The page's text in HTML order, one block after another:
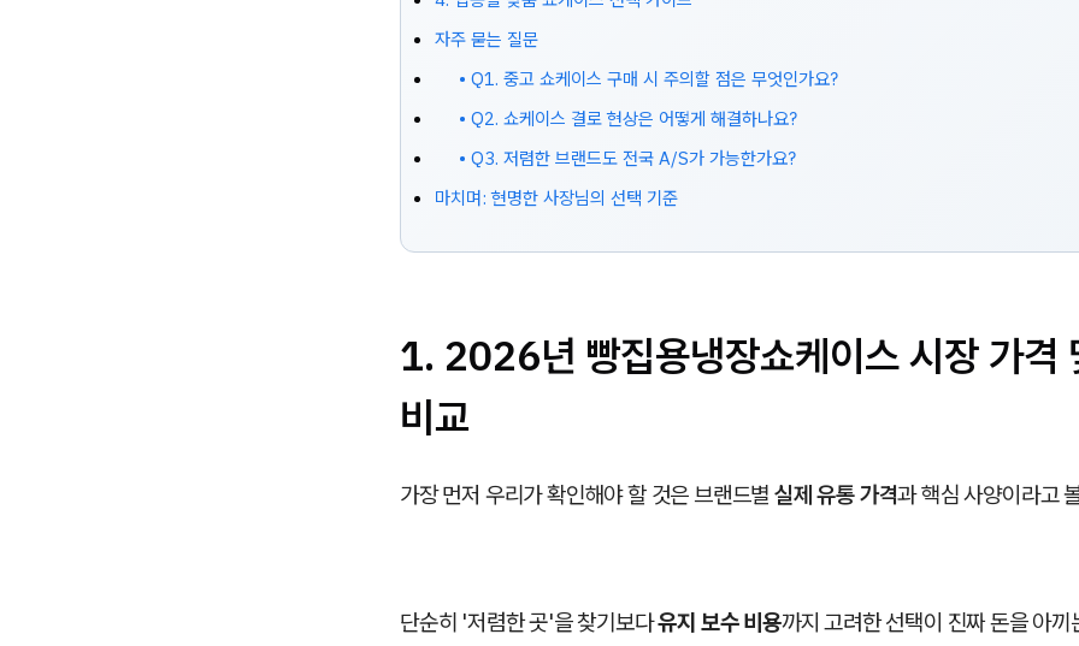
자주 묻는 질문
• Q1. 중고 쇼케이스 구매 시 주의할 점은 무엇인가요?
• Q2. 쇼케이스 결로 현상은 어떻게 해결하나요?
• Q3. 저렴한 브랜드도 전국 A/S가 가능한가요?
마치며: 현명한 사장님의 선택 기준
1. 2026년 빵집용냉장쇼케이스 시장 가격
비교
가장 먼저 우리가 확인해야 할 것은 브랜드별 실제 유통 가격과 핵심 사양이라고
단순히 '저렴한 곳'을 찾기보다유지 보수 비용까지 고려한 선택이 진짜 돈을 아